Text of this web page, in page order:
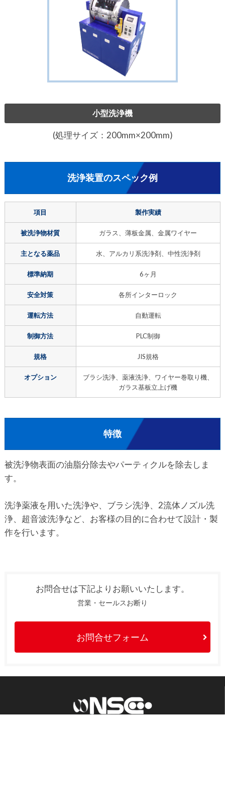
小型洗浄機
(処理サイズ：200mm×200mm)
洗浄装置のスペック例
項目 製作実績
被洗浄物材質 ガラス、薄板金属、金属ワイヤー
主となる薬品 水、アルカリ系洗浄剤、中性洗浄剤
標準納期 6ヶ月
安全対策 各所インターロック
運転方法 自動運転
制御方法 PLC制御
規格 JIS規格
オプション
ブラシ洗浄、薬液洗浄、ワイヤー巻取り機、
ガラス基板立上げ機
特徴
被洗浄物表面の油脂分除去やパーティクルを除去しま
す。
洗浄薬液を用いた洗浄や、ブラシ洗浄、2流体ノズル洗
浄、超音波洗浄など、お客様の目的に合わせて設計・製
作を行います。
お問合せは下記よりお願いいたします。
営業・セールスお断り
お問合せフォーム